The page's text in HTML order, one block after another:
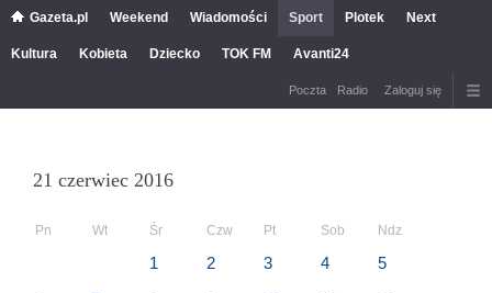
Gazeta.pl Weekend Wiadomości Sport Plotek Next
Kultura Kobieta Dziecko TOK FM Avanti24
Poczta Radio Zaloguj się
21 czerwiec 2016
Pn Wt Śr Czw Pt Sob Ndz
1 2 3 4 5